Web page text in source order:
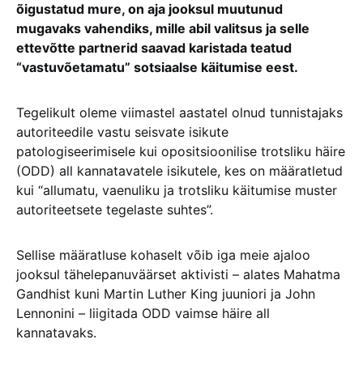
õigustatud mure, on aja jooksul muutunud
mugavaks vahendiks, mille abil valitsus ja selle
ettevõtte partnerid saavad karistada teatud
“vastuvõetamatu” sotsiaalse käitumise eest.
Tegelikult oleme viimastel aastatel olnud tunnistajaks
autoriteedile vastu seisvate isikute
patologiseerimisele kui opositsioonilise trotsliku häire
(ODD) all kannatavatele isikutele, kes on määratletud
kui “allumatu, vaenuliku ja trotsliku käitumise muster
autoriteetsete tegelaste suhtes”.
Sellise määratluse kohaselt võib iga meie ajaloo
jooksul tähelepanuväärset aktivisti – alates Mahatma
Gandhist kuni Martin Luther King juuniori ja John
Lennonini – liigitada ODD vaimse häire all
kannatavaks.